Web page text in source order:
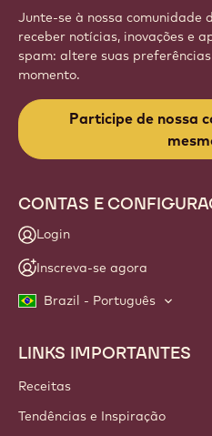
Junte-se à nossa comunidade
receber notícias, inovações e
spam: altere suas
momento.
Participe de nossa
CONTAS E
Login
Inscreva-se agora
Brazil - Português
Footer
Callebaut
LINKS IMPORTANTES
Receitas
Tendências e Inspiração